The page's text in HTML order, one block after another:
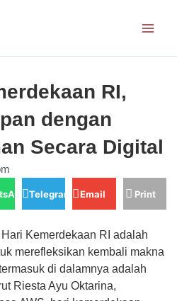
RI,
dengan
Secara Digital
Telegram Email Print
Kemerdekaan RI adalah
merefleksikan kembali makna
di dalamnya adalah
Riesta Ayu Oktarina,